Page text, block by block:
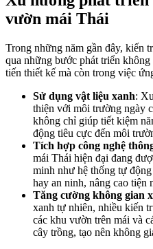
vườn mái Thái
Trong những năm gần đây, kiến
qua những bước phát triển
tiến thiết kế mà còn trong việc
Sử dụng vật liệu xanh:
thiện với môi trường ngày
không chỉ giúp tiết kiệm
động tiêu cực đến môi
Tích hợp công nghệ
mái Thái hiện đại đang
minh như hệ thống tự
hay an ninh, nâng cao tiện
Tăng cường không gian
xanh tự nhiên, nhiều kiến
các khu vườn trên mái và
cây trồng, tạo nên không